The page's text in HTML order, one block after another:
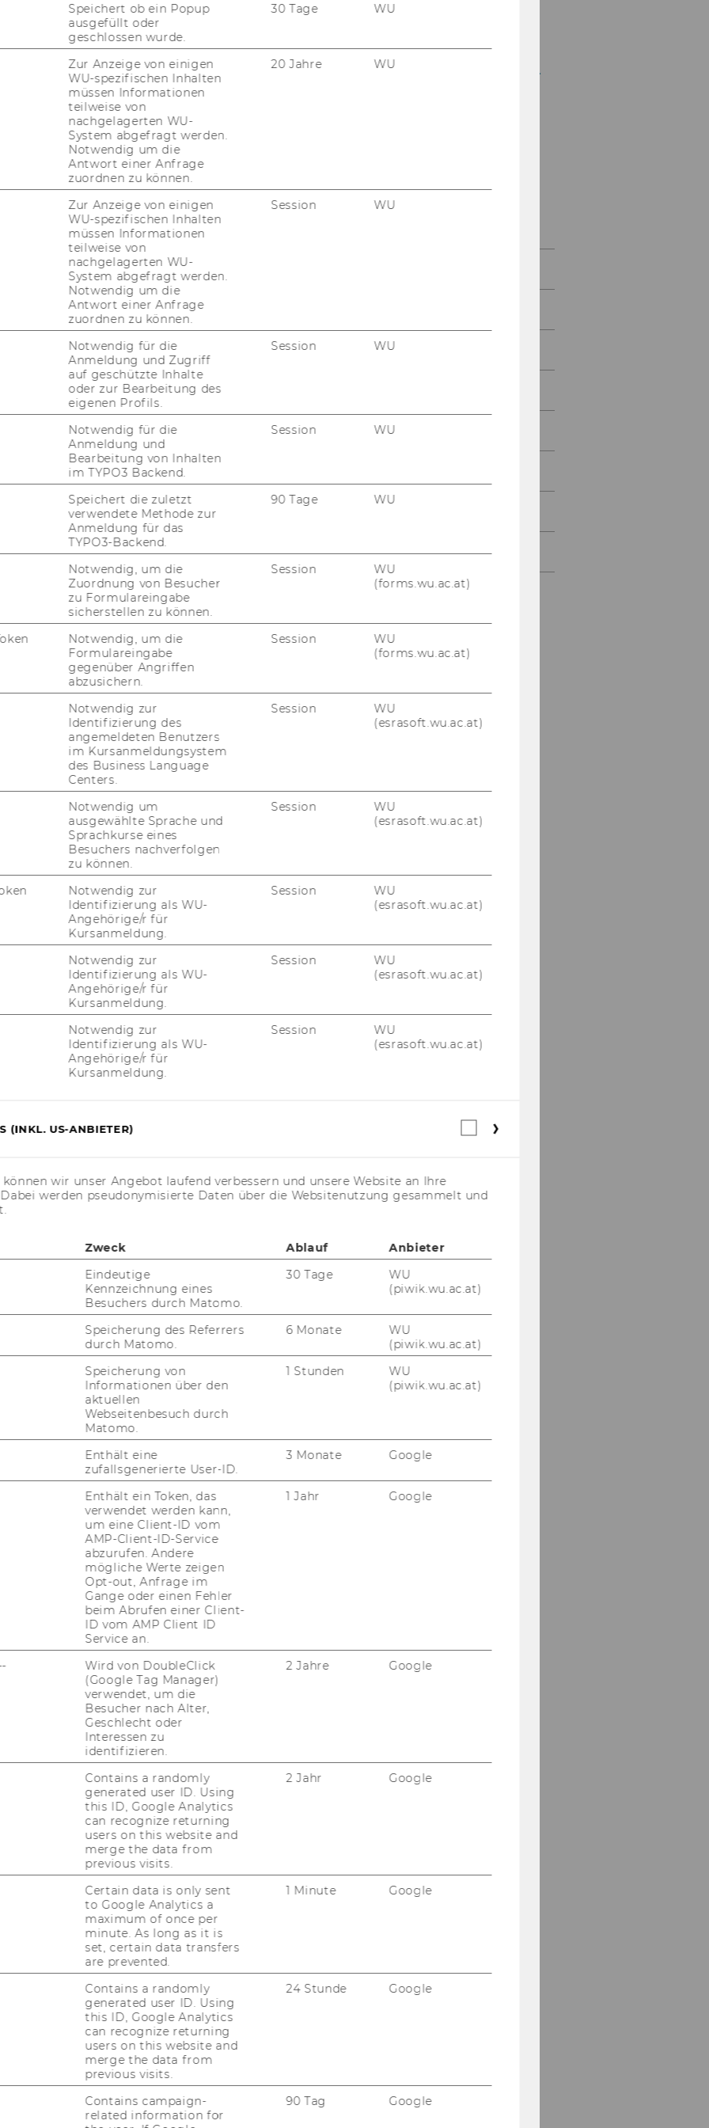
De­part­ment für Fremd­sprach­li­che Wirt­
von Stel­len für wis­sen­schaft­li­ches Per­so­nal
gemäß § 27
2002
wer­den gemäß § 27 Abs 2 Uni­
der für die Ver­trags­er­fül­lung er­for­
zur Ver­fü­gung über die Geld­mit­tel im
Ver­trag sowie gemäß § 5 der Richt­l
von Ar­beit­neh­me­rin­nen
Wien (Ab­schluss von
sowie Ar­beits­ver­trä­gen ent­spre­
der Richt­li­nie) be­voll­mäch­tigt:
Projektleiter/in
Mag. Klara Zwickl
Dr. Mathias Moser
Univ. Prof. Dr. Sebastian
Kummer
Univ. Prof. Dr. Sebastian
Kummer
mag. Mario Dobrovnik
Dr. Christian Schober
Mag. Selma Sprajcer
Dr. Christian Schober
Ena Pervan MSc
Univ. Prof. Dr. Alfred Taudes
Univ. Prof. Dr. Alfred Taudes
Univ. Prof. Dr. Jan Mendling
DI Franz Stephan Lutter
Mag. Martin Bruckner
​Egger, Rek­to­rin
De­part­ment Öf­
Steu­er­recht
2 der Richt­li­nie des Rek­to­rats für die Be­
und Ar­beit­neh­mern der Wirt­
21. Stück, Nr. 102, vom 27.1.2004,
Stück, Nr. 141 vom 29.02.2012) wer­den
be­voll­mäch­tigt, im je­wei­li­gen Wir­
der je­weils zur Ver­fü­gung ste­hen­den
gemäß § 3 der Richt­li­nie ab­zu­schlie­ßen:
Österreichisches und Europäisches
Wirtschaftsstrafrecht
Österreichisches und Internationales
Österreichisches und Europäisches
Öffentliches Recht
Europarecht und internationales Recht
Department-​Vorstand
De­part­ment Fi­
and Sta­tis­tics
2 der Richt­li­nie des Rek­to­rats für die Be­
und Ar­beit­neh­mern der Wirt­
21. Stück, Nr. 102, vom 27.1.2004,
Stück, Nr. 141 vom 29.02.2012) wer­den
be­voll­mäch­tigt, im je­wei­li­gen Wir­
der je­weils zur Ver­fü­gung ste­hen­den
gemäß § 3 der Richt­li­nie ab­zu­schlie­ßen:
Institut/Akademische Einheit
Institute for Accounting and
Auditing
Institute for Accounting and
Mitteilungsblatt vom 13.
Mitteilungsblatt vom
April 2016
Juni 2016
September 2016
Speichert ob ein Popup
ausgefüllt oder
geschlossen wurde.
30 Tage WU
Zur Anzeige von einigen
WU-spezifischen Inhalten
müssen Informationen
teilweise von
nachgelagerten WU-
System abgefragt werden.
Notwendig um die
Antwort einer Anfrage
zuordnen zu können.
20 Jahre WU
Zur Anzeige von einigen
WU-spezifischen Inhalten
müssen Informationen
teilweise von
nachgelagerten WU-
System abgefragt werden.
Notwendig um die
Antwort einer Anfrage
zuordnen zu können.
Session WU
Notwendig für die
Anmeldung und Zugriff
auf geschützte Inhalte
oder zur Bearbeitung des
eigenen Profils.
Session WU
Notwendig für die
Anmeldung und
Bearbeitung von Inhalten
im TYPO3 Backend.
Session WU
Speichert die zuletzt
verwendete Methode zur
Anmeldung für das
TYPO3-Backend.
90 Tage WU
Notwendig, um die
Zuordnung von Besucher
zu Formulareingabe
sicherstellen zu können.
Session
WU
(forms.wu.ac.at)
Notwendig, um die
Formulareingabe
gegenüber Angriffen
abzusichern.
Session
WU
(forms.wu.ac.at)
Notwendig zur
Identifizierung des
angemeldeten Benutzers
im Kursanmeldungsystem
des Business Language
Centers.
Session
WU
(esrasoft.wu.ac.at)
Notwendig um
ausgewählte Sprache und
Sprachkurse eines
Besuchers nachverfolgen
zu können.
Session
WU
(esrasoft.wu.ac.at)
Notwendig zur
Identifizierung als WU-
Angehörige/r für
Kursanmeldung.
Session
WU
(esrasoft.wu.ac.at)
Notwendig zur
Identifizierung als WU-
Angehörige/r für
Kursanmeldung.
Session
WU
(esrasoft.wu.ac.at)
Notwendig zur
Identifizierung als WU-
Angehörige/r für
Kursanmeldung.
Session
WU
(esrasoft.wu.ac.at)
(INKL. US-ANBIETER)
Webstatistik
wir unser Angebot laufend verbessern und unsere Website an Ihre
werden pseudonymisierte Daten über die Websitenutzung gesammelt und
Zweck Ablauf
Anbieter
Eindeutige
Kennzeichnung eines
Besuchers durch Matomo.
30 Tage
WU
(piwik.wu.ac.at)
Speicherung des Referrers
durch Matomo.
6 Monate
WU
(piwik.wu.ac.at)
Speicherung von
Informationen über den
aktuellen
Webseitenbesuch durch
Matomo.
1 Stunden
WU
(piwik.wu.ac.at)
Enthält eine
zufallsgenerierte User-ID.
3 Monate Google
Enthält ein Token, das
verwendet werden kann,
um eine Client-ID vom
AMP-Client-ID-Service
abzurufen. Andere
mögliche Werte zeigen
Opt-out, Anfrage im
Gange oder einen Fehler
beim Abrufen einer Client-
ID vom AMP Client ID
Service an.
1 Jahr Google
Wird von DoubleClick
(Google Tag Manager)
verwendet, um die
Besucher nach Alter,
Geschlecht oder
Interessen zu
identifizieren.
2 Jahre Google
Contains a randomly
generated user ID. Using
this ID, Google Analytics
can recognize returning
users on this website and
merge the data from
previous visits.
2 Jahr Google
Certain data is only sent
to Google Analytics a
maximum of once per
minute. As long as it is
set, certain data transfers
are prevented.
1 Minute Google
Contains a randomly
generated user ID. Using
this ID, Google Analytics
can recognize returning
users on this website and
merge the data from
previous visits.
24 Stunde Google
Contains campaign-
related information for
90 Tag Google